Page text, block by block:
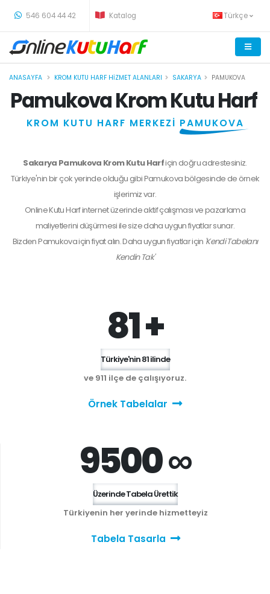
546 604 44 42 Katalog Türkçe
ANASAYFA KROM KUTU HARF HIZMET ALANLARI SAKARYA PAMUKOVA
Pamukova Krom Kutu Harf
KROM KUTU HARF MERKEZİ PAMUKOVA
Sakarya Pamukova Krom Kutu Harfiçin doğru adrestesiniz.
Türkiye'nin bir çok yerinde olduğu gibi Pamukova bölgesinde de örnek
işlerimiz var.
Online Kutu Harf internet üzerinde aktif çalışması ve pazarlama
maliyetlerini düşürmesi ile size daha uygun fiyatlar sunar.
BizdenPamukovaiçin fiyat alın. Daha uygun fiyatlar için 'Kendi Tabelanı
Kendin Tak'
81 +
Türkiye'nin 81 ilinde
ve 911 ilçe de çalışıyoruz.
Örnek Tabelalar
9500 ∞
Üzerinde Tabela Ürettik
Türkiyenin her yerinde hizmetteyiz
Tabela Tasarla